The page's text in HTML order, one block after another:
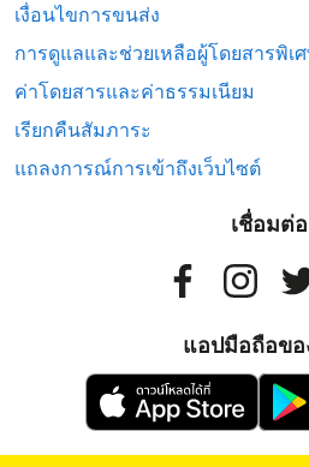
เงื่อนไขการขนส่ง
การดูแลและช่วยเหลือผู้โดยสารพิเ
ค่าโดยสารและค่าธรรมเนียม
เรียกคืนสัมภาระ
แถลงการณ์การเข้าถึงเว็บไซต์
เชื่อมต่อ
แอปมือถือขอ